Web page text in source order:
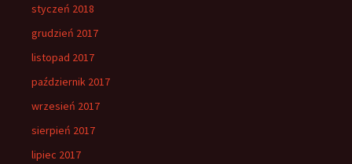
styczeń 2018
grudzień 2017
listopad 2017
październik 2017
wrzesień 2017
sierpień 2017
lipiec 2017